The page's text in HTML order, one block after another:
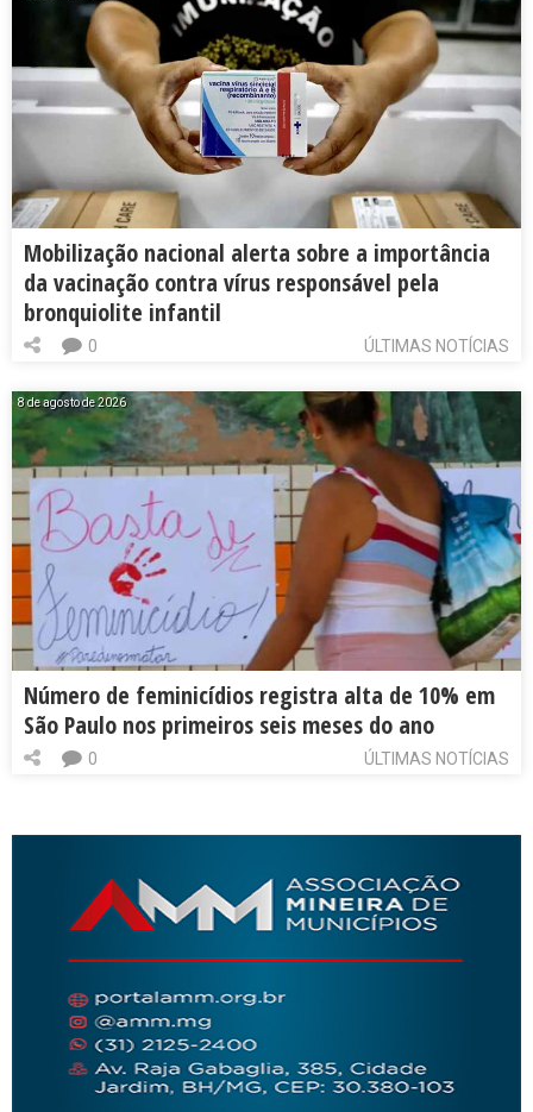
Mobilização nacional alerta sobre a importância
da vacinação contra vírus responsável pela
bronquiolite infantil
ÚLTIMAS NOTÍCIAS
0
8 de agosto de 2026
Número de feminicídios registra alta de 10% em
São Paulo nos primeiros seis meses do ano
ÚLTIMAS NOTÍCIAS
0